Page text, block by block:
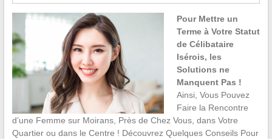
Pour Mettre un
Terme à Votre Statut
de Célibataire
Isérois, les
Solutions ne
Manquent Pas !
Ainsi, Vous Pouvez
Faire la Rencontre
d’une Femme sur Moirans, Près de Chez Vous, dans Votre
Quartier ou dans le Centre ! Découvrez Quelques Conseils Pour